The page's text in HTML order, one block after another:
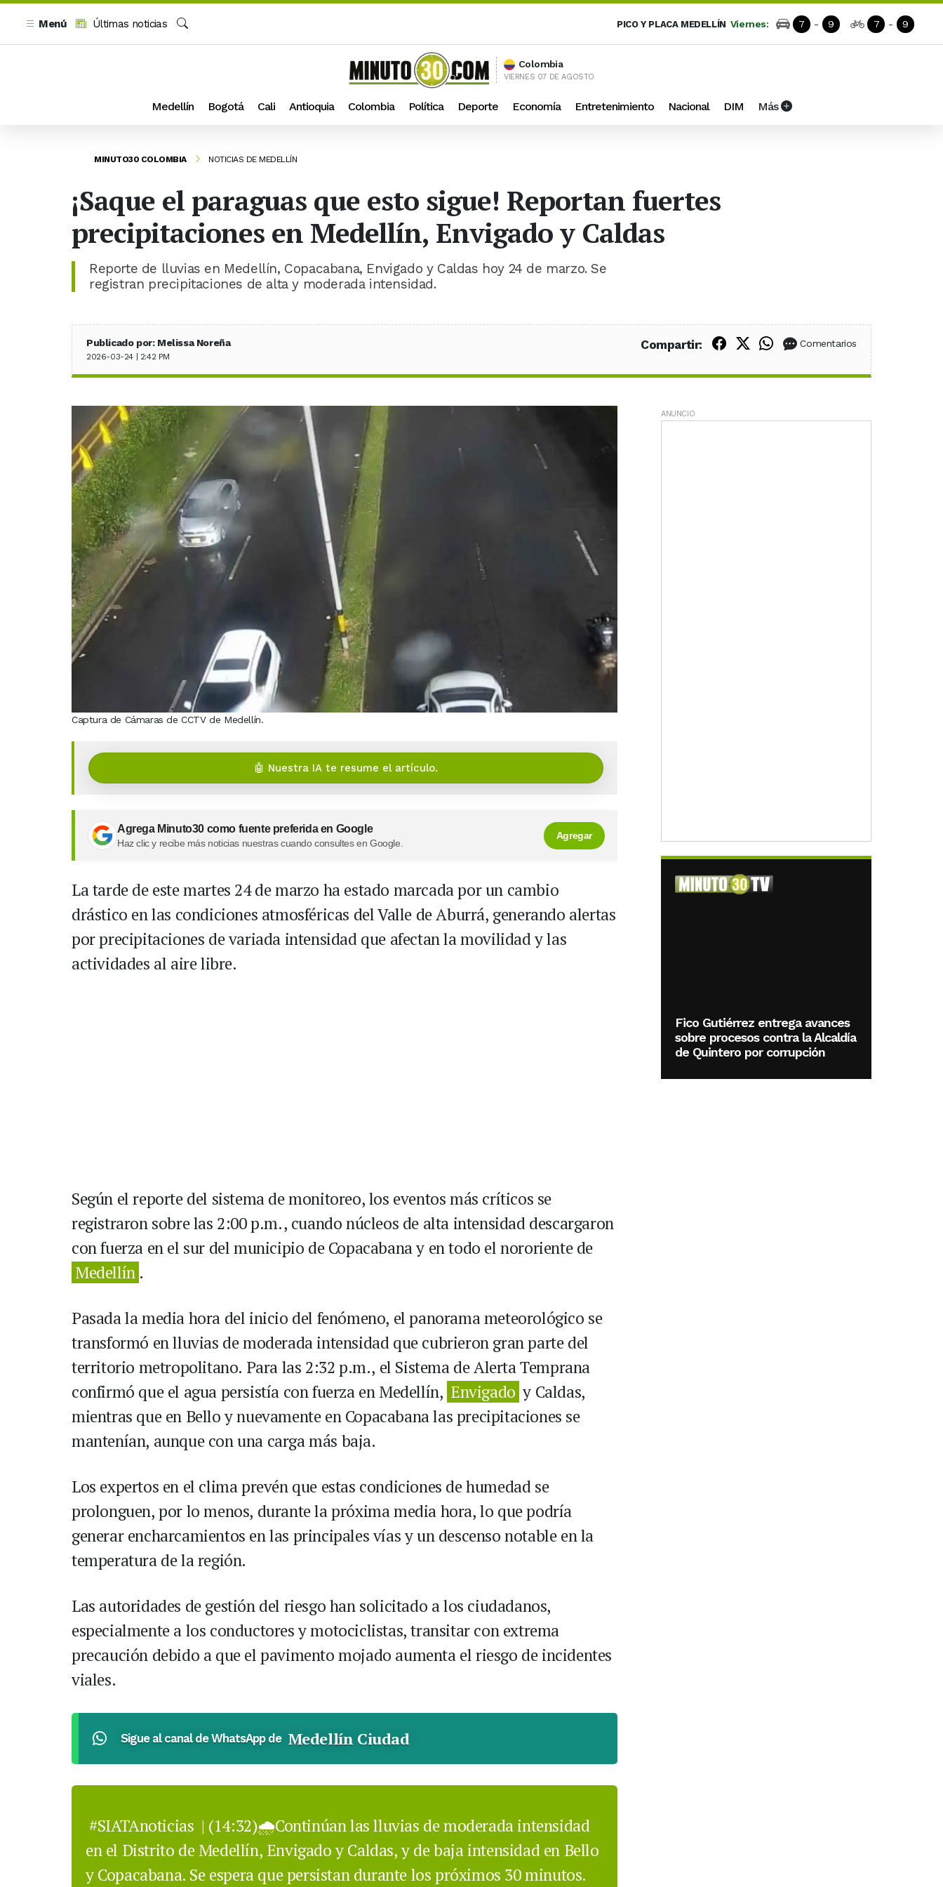
Menú
Últimas noticias
PICO Y PLACA MEDELLÍN Viernes: 7 - 9 7 - 9
Colombia
VIERNES 07 DE AGOSTO
Medellín Bogotá Cali Antioquia Colombia Política Deporte Economía Entretenimiento Nacional DIM Más
MINUTO30 COLOMBIA NOTICIAS DE MEDELLÍN
¡Saque el paraguas que esto sigue! Reportan fuertes
precipitaciones en Medellín, Envigado y Caldas
Reporte de lluvias en Medellín, Copacabana, Envigado y Caldas hoy 24 de marzo. Se
registran precipitaciones de alta y moderada intensidad.
Publicado por: Melissa Noreña
2026-03-24 | 2:42 PM
Compartir: Compartir en Facebook
Compartir en X (Twitter)
Compartir en WhatsApp
Comentarios
Captura de Cámaras de CCTV de Medellín.
🤖 Nuestra IA te resume el artículo.
Agrega Minuto30 como fuente preferida en Google
Haz clic y recibe más noticias nuestras cuando consultes en Google.
Agregar
La tarde de este martes 24 de marzo ha estado marcada por un cambio
drástico en las condiciones atmosféricas del Valle de Aburrá, generando alertas
por precipitaciones de variada intensidad que afectan la movilidad y las
actividades al aire libre.
Según el reporte del sistema de monitoreo, los eventos más críticos se
registraron sobre las 2:00 p.m., cuando núcleos de alta intensidad descargaron
con fuerza en el sur del municipio de Copacabana y en todo el nororiente de
Medellín .
Pasada la media hora del inicio del fenómeno, el panorama meteorológico se
transformó en lluvias de moderada intensidad que cubrieron gran parte del
territorio metropolitano. Para las 2:32 p.m., el Sistema de Alerta Temprana
confirmó que el agua persistía con fuerza en Medellín, Envigado y Caldas,
mientras que en Bello y nuevamente en Copacabana las precipitaciones se
mantenían, aunque con una carga más baja.
Los expertos en el clima prevén que estas condiciones de humedad se
prolonguen, por lo menos, durante la próxima media hora, lo que podría
generar encharcamientos en las principales vías y un descenso notable en la
temperatura de la región.
Las autoridades de gestión del riesgo han solicitado a los ciudadanos,
especialmente a los conductores y motociclistas, transitar con extrema
precaución debido a que el pavimento mojado aumenta el riesgo de incidentes
viales.
Sigue al canal de WhatsApp de Medellín Ciudad
#SIATAnoticias | (14:32)🌧️Continúan las lluvias de moderada intensidad
en el Distrito de Medellín, Envigado y Caldas, y de baja intensidad en Bello
y Copacabana. Se espera que persistan durante los próximos 30 minutos.
ANUNCIO
Fico Gutiérrez entrega avances
sobre procesos contra la Alcaldía
de Quintero por corrupción